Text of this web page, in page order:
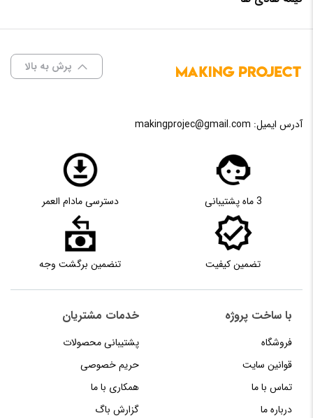
پرش به بالا
آدرس ایمیل: makingprojec@gmail.com
3 ماه پشتیبانی دسترسی مادام العمر
تضمین کیفیت تنضمین برگشت وجه
با ساخت پروژه
فروشگاه
قوانین سایت
تماس با ما
درباره ما
خدمات مشتریان
پشتیبانی محصولات
حریم خصوصی
همکاری با ما
گزارش باگ